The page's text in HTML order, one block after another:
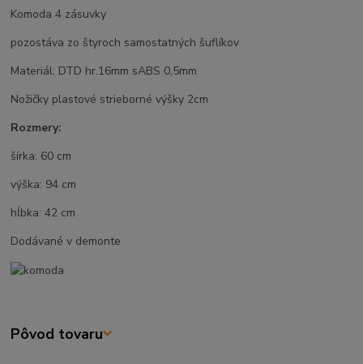
Komoda 4 zásuvky
pozostáva zo štyroch samostatných šuflíkov
Materiál: DTD hr.16mm sABS 0,5mm
Nožičky plastové strieborné výšky 2cm
Rozmery:
šírka: 60 cm
výška: 94 cm
hĺbka: 42 cm
Dodávané v demonte
Pôvod tovaru